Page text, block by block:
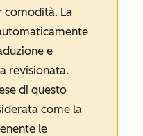
comodità. La
e
revisionata.
di questo
come la
le